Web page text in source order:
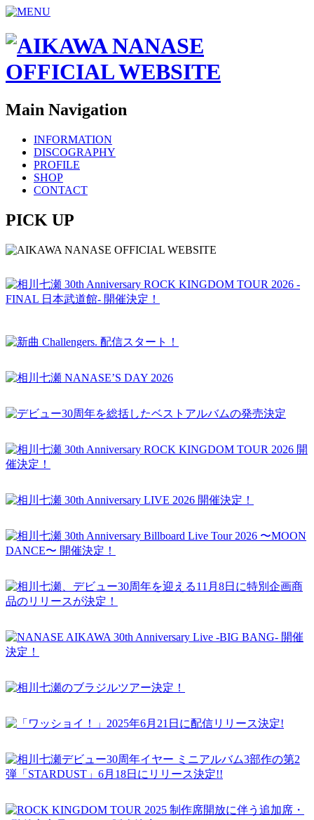
Main Navigation
INFORMATION
DISCOGRAPHY
PROFILE
SHOP
CONTACT
PICK UP